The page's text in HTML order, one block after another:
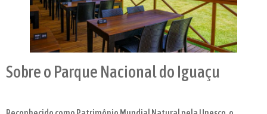
Sobre o Parque Nacional do Iguaçu